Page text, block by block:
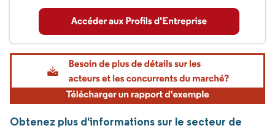
Obtenez plus d'informations sur le secteur de